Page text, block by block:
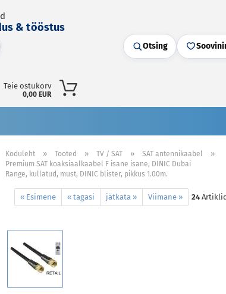
& tööstus
Otsing
Teie ostukorv
0,00 EUR
Koduleht » Tooted » TV / SAT » SAT antennikaabel »
Premium SAT koaksiaalkaabel F isane isane, DINIC Dubai
Range, kullatud, must, DINIC blister, pikkus 1.00m.
« Esimene « tagasi jätkata » Viimane » 24